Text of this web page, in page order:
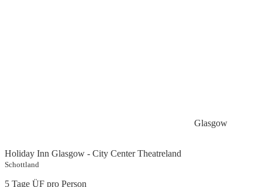
Glasgow
Holiday Inn Glasgow - City Center Theatreland
Schottland
5 Tage ÜF pro Person